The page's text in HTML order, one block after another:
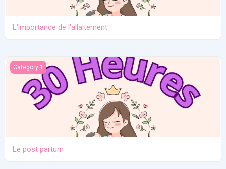
L'importance de l'allaitement
Le post partum
Category 1
Le post partum